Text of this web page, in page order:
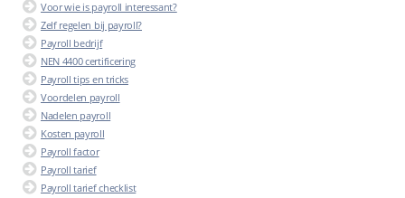
Voor wie is payroll interessant?
Zelf regelen bij payroll?
Payroll bedrijf
NEN 4400 certificering
Payroll tips en tricks
Voordelen payroll
Nadelen payroll
Kosten payroll
Payroll factor
Payroll tarief
Payroll tarief checklist